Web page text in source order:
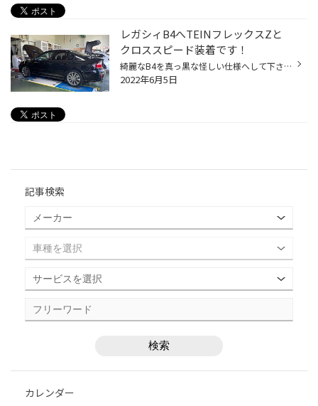
レガシィB4へTEINフレックスZと
クロススピード装着です！
綺麗なB4を真っ黒な怪しい仕様へして下さいとの注文でした！ 車高もギリギリ迄下げて、アライメント調整をして終了です♫ お買い上げありがとうございました！
2022年6月5日
記事検索
カレンダー